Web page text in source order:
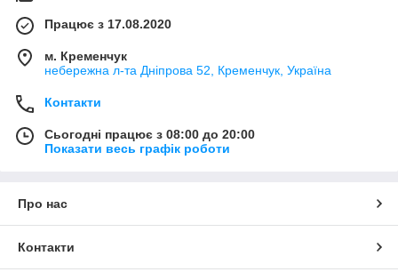
Працює з 17.08.2020
м. Кременчук
небережна л-та Дніпрова 52, Кременчук, Україна
Контакти
Сьогодні працює з 08:00 до 20:00
Показати весь графік роботи
Про нас
Контакти